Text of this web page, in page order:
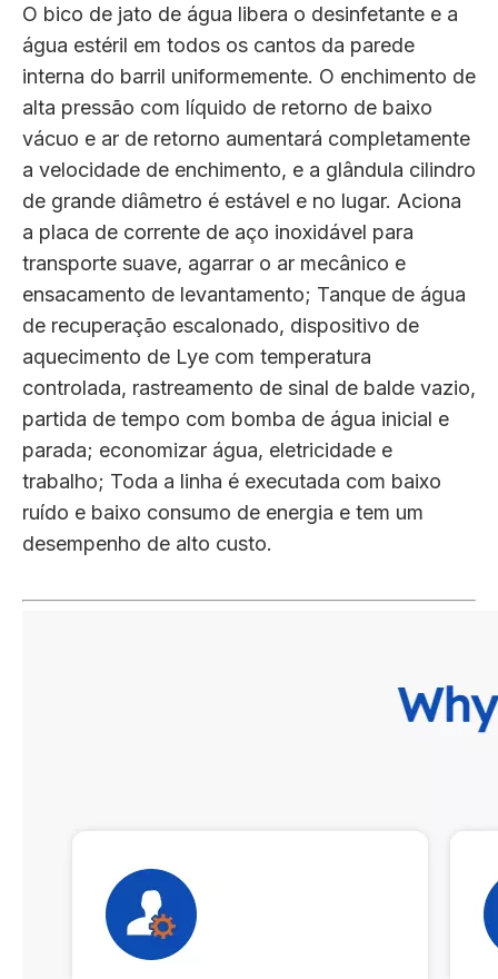
O bico de jato de água libera o desinfetante e a
água estéril em todos os cantos da parede
interna do barril uniformemente. O enchimento de
alta pressão com líquido de retorno de baixo
vácuo e ar de retorno aumentará completamente
a velocidade de enchimento, e a glândula cilindro
de grande diâmetro é estável e no lugar. Aciona
a placa de corrente de aço inoxidável para
transporte suave, agarrar o ar mecânico e
ensacamento de levantamento; Tanque de água
de recuperação escalonado, dispositivo de
aquecimento de Lye com temperatura
controlada, rastreamento de sinal de balde vazio,
partida de tempo com bomba de água inicial e
parada; economizar água, eletricidade e
trabalho; Toda a linha é executada com baixo
ruído e baixo consumo de energia e tem um
desempenho de alto custo.